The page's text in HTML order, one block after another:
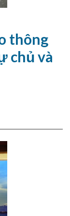
thông
chủ và